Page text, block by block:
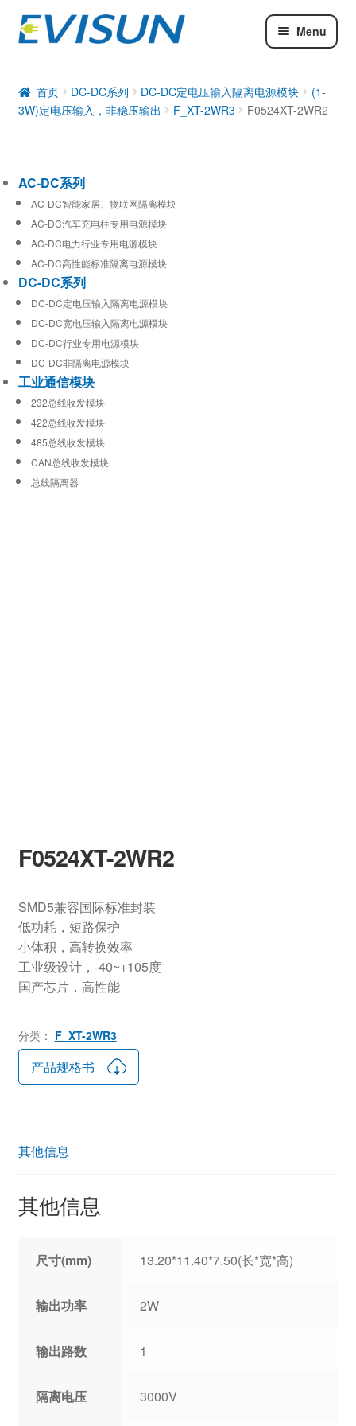
Menu
DC-DC系列
工业通信模块
首页 DC-DC系列 DC-DC定电压输入隔离电源模块
(1-
3W)定电压输入，非稳压输出
F_XT-2WR3 F0524XT-2WR2
F0524XT-2WR2
SMD5兼容国际标准封装
低功耗，短路保护
小体积，高转换效率
工业级设计，-40~+105度
国产芯片，高性能
分类： F_XT-2WR3
产品规格书
其他信息
其他信息
尺寸(mm) 13.20*11.40*7.50(长*宽*高)
输出功率 2W
输出路数 1
隔离电压 3000V
AC-DC系列
AC-DC智能家居、物联网隔离模块
AC-DC汽车充电柱专用电源模块
AC-DC电力行业专用电源模块
AC-DC高性能标准隔离电源模块
DC-DC系列
DC-DC定电压输入隔离电源模块
DC-DC宽电压输入隔离电源模块
DC-DC行业专用电源模块
DC-DC非隔离电源模块
工业通信模块
232总线收发模块
422总线收发模块
485总线收发模块
CAN总线收发模块
总线隔离器